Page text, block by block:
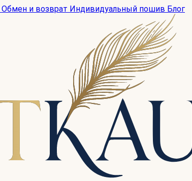
Обмен и возврат Индивидуальный пошив Блог